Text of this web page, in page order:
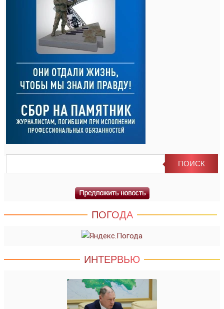
ПОГОДА
ИНТЕРВЬЮ